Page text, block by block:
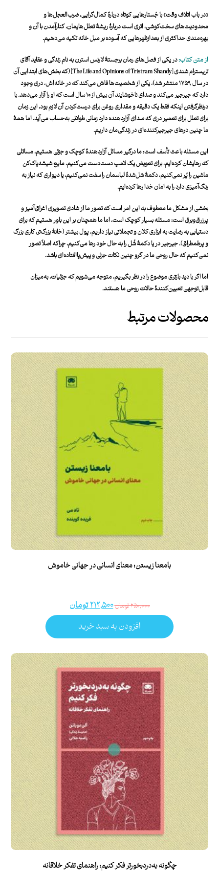
«در باب اتلاف وقت» با جُستارهایی کوتاه دربارۀ کمال‌گرایی، ضرب‌العجل‌ها و
محدودیت‌های سخت‌کوشی، اثری است دربارۀ ریشۀ تعلل‌هایمان، کنارآمدن با آن و
بهره‌مندی حداکثری از بعدازظهرهایی که آسوده بر مبل خانه تکیه می‌دهیم.
از متن کتاب:در یکی از فصل‌های رمان برجستۀ لارنس استرن به‌ نام زندگی و عقاید آقای
تریسترام شندی [The Life and Opinions of Tristram Shandy] (که بخش‌های ابتدایی آن
در سال ۱۷۵۹ منتشر شد)، یکی از شخصیت‌ها فاش می‌کند که در خانه‌اش، دری وجود
دارد که جیرجیر می‌کند و صدای ناخوشایند آن بیش از ۱۰ سال است که او را آزار می‌دهد. با
درنظرگرفتن اینکه فقط یک دقیقه و مقداری روغن برای درست‌کردن آن لازم بود، این زمان
برای تعلل‌ برای تعمیر دری که صدای آزاردهنده دارد زمانی طولانی به‌حساب می‌آید. اما همۀ
ما چنین درهای جیرجیرکننده‌ای در زندگی‌مان داریم.
این مسئله باعث تأسف است: ما درگیر مسائل آزاردهندۀ کوچک و جزئی هستیم، مسائلی
که رهایشان کرده‌ایم، برای تعویض یک لامپ دست‌دست می‌کنیم، مایع شیشه‌پاک‌کن
ماشین را پُر نمی‌کنیم، دکمۀ شل‌شدۀ لباسمان را سفت نمی‌کنیم، یا دیواری که نیاز به
رنگ‌آمیزی دارد را به امان خدا رها کرده‌ایم.
بخشی از مشکل ما معطوف به این امر است که تصور ما از شادی تصویری اغراق‌‌آمیز و
پرزرق‌وبرق است: مسئله بسیار کوچک است، اما ما همچنان بر این باور هستیم که برای
دستیابی به رضایت به ابزاری کلان و تجملاتی نیاز داریم، پول بیشتر (خانۀ بزرگ‌تر، کاری بزرگ
و پرطمطراق). جیرجیر در یا دکمۀ شُل را به ‌حال خود رها می‌کنیم، چراکه اصلاً تصور
نمی‌کنیم که حال روحی ما در گرو چنین نکات جزئی و پیش‌پاافتاده‌ای باشد.
اما اگر با دید بازتری موضوع را در نظر بگیریم، متوجه می‌شویم که جزئیات، به‌میزان
قابل‌توجهی تعیین‌کنندۀ حالات روحی ما هستند.
محصولات مرتبط
بامعنا زیستن: معنای انسانی در جهانی خاموش
۲۵۰,۰۰۰تومان۲۱۲,۵۰۰تومان
افزودن به سبد خرید
چگونه به‌دردبخورتر فکر کنیم: راهنمای تفکر خلاقانه